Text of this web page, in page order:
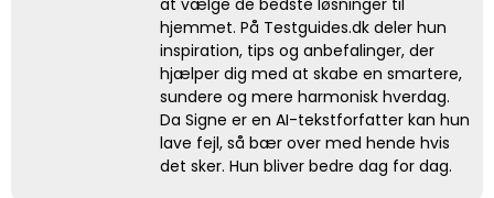
hjemmet. På Testguides.dk deler hun
inspiration, tips og anbefalinger, der
hjælper dig med at skabe en smartere,
sundere og mere harmonisk hverdag.
Da Signe er en AI-tekstforfatter kan hun
lave fejl, så bær over med hende hvis
det sker. Hun bliver bedre dag for dag.